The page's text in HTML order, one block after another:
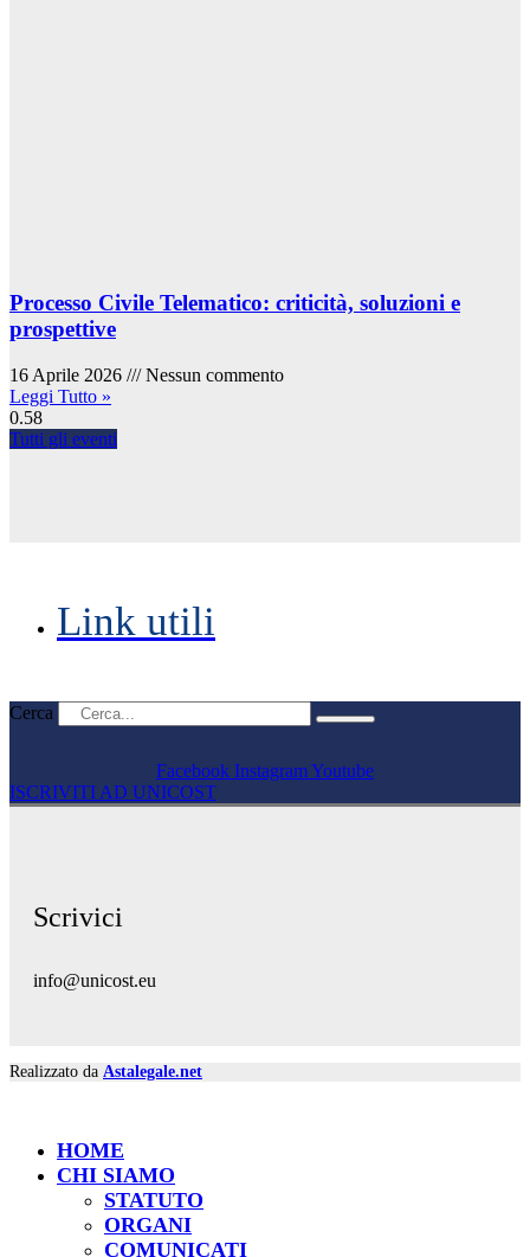
Processo Civile Telematico: criticità, soluzioni e
prospettive
16 Aprile 2026
Nessun commento
Leggi Tutto »
Tutti gli eventi
Link utili
Cerca
Facebook InstagramYoutube
ISCRIVITI AD UNICOST
Scrivici
info@unicost.eu
Realizzato da Astalegale.net
HOME
CHI SIAMO
STATUTO
ORGANI
COMUNICATI